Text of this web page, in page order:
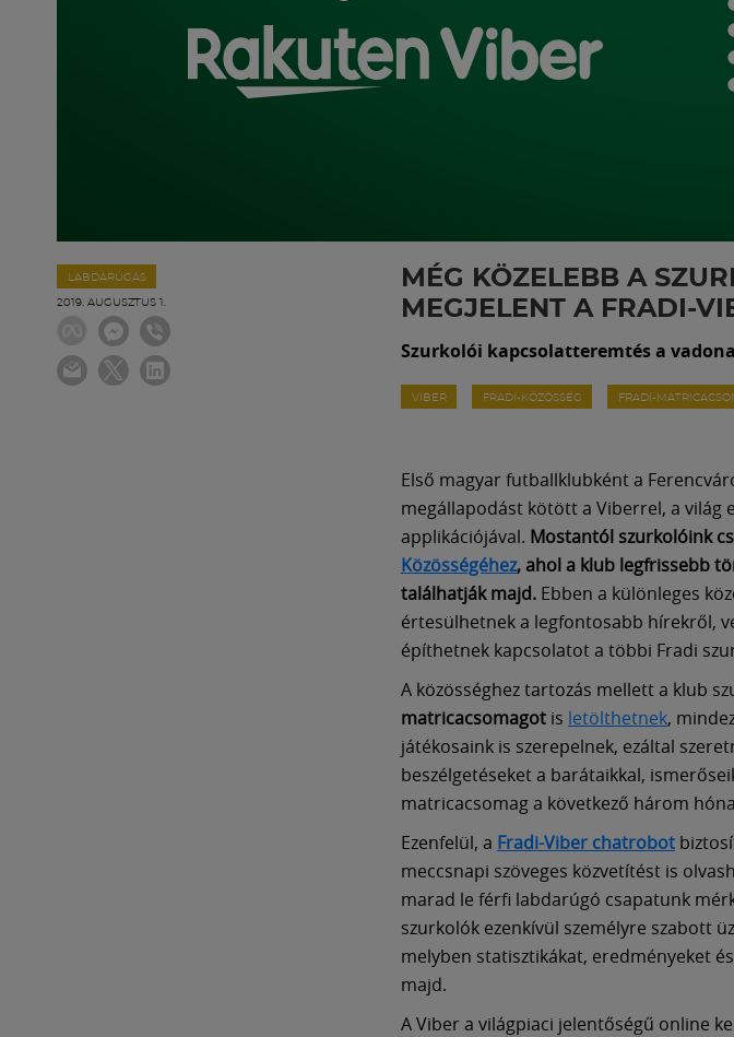
LABDARÚGÁS
2019. AUGUSZTUS 1.
MÉG KÖZELEBB A
MEGJELENT A FRADI-
Szurkolói kapcsolatteremtés a
VIBER FRADI-KÖZÖSSÉG FRADI-
Első magyar futballklubként a
megállapodást kötött a Viberrel, a világ
applikációjával. Mostantól szurkolóink
Közösségéhez, ahol a klub legfrissebb
találhatják majd.Ebben a különleges
értesülhetnek a legfontosabb hírekről,
építhetnek kapcsolatot a többi Fradi
A közösséghez tartozás mellett a klub
matricacsomagotis letölthetnek,
játékosaink is szerepelnek, ezáltal
beszélgetéseket a barátaikkal,
matricacsomag a következő három
Ezenfelül, a Fradi-Viber chatrobot
meccsnapi szöveges közvetítést is
marad le férfi labdarúgó csapatunk
szurkolók ezenkívül személyre szabott
melyben statisztikákat, eredményeket
majd.
A Viber a világpiaci jelentőségű online